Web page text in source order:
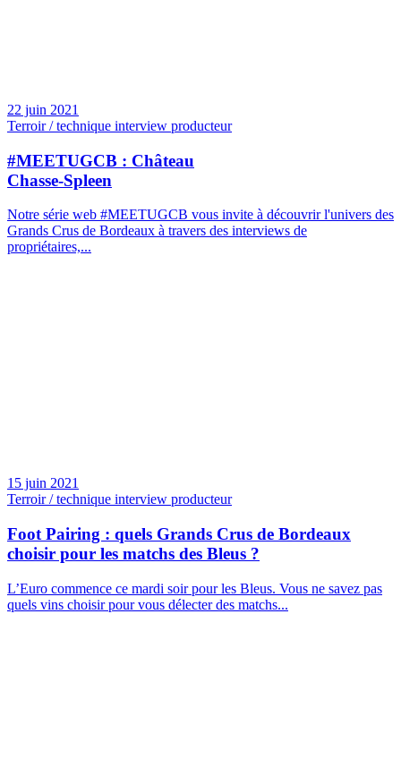
22 juin 2021
Terroir / technique interview producteur
#MEETUGCB : Château
Chasse-Spleen
Notre série web #MEETUGCB vous invite à découvrir l'univers des
Grands Crus de Bordeaux à travers des interviews de
propriétaires,...
15 juin 2021
Terroir / technique interview producteur
Foot Pairing : quels Grands Crus de Bordeaux
choisir pour les matchs des Bleus ?
L’Euro commence ce mardi soir pour les Bleus. Vous ne savez pas
quels vins choisir pour vous délecter des matchs...